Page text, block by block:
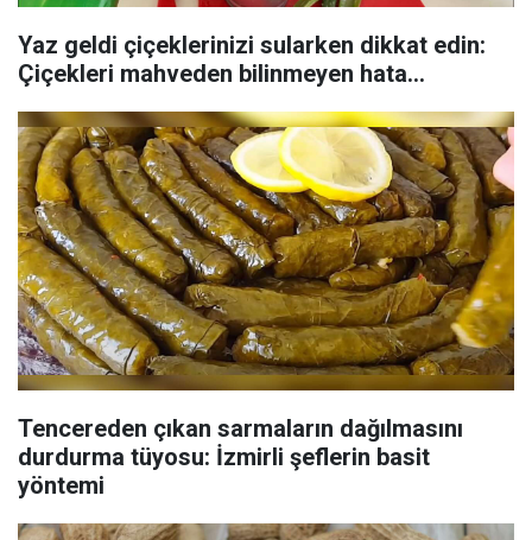
Yaz geldi çiçeklerinizi sularken dikkat edin:
Çiçekleri mahveden bilinmeyen hata...
Tencereden çıkan sarmaların dağılmasını
durdurma tüyosu: İzmirli şeflerin basit
yöntemi